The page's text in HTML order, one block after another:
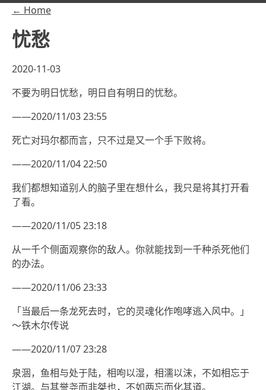
← Home
忧愁
2020-11-03
不要为明日忧愁，明日自有明日的忧愁。
——2020/11/03 23:55
死亡对玛尔都而言，只不过是又一个手下败将。
——2020/11/04 22:50
我们都想知道别人的脑子里在想什么，我只是将其打开看
了看。
——2020/11/05 23:18
从一千个侧面观察你的敌人。你就能找到一千种杀死他们
的办法。
——2020/11/06 23:33
「当最后一条龙死去时，它的灵魂化作咆哮逃入风中。」
～铁木尔传说
——2020/11/07 23:28
泉涸，鱼相与处于陆，相呴以湿，相濡以沫，不如相忘于
江湖。与其誉尧而非桀也，不如两忘而化其道。